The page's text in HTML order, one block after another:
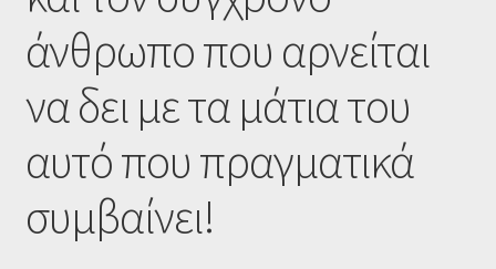
άνθρωπο που αρνείται
να δει με τα μάτια του
αυτό που πραγματικά
συμβαίνει!